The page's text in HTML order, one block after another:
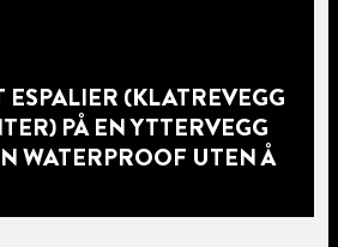
ESPALIER (KLATREVEGG
PÅ EN YTTERVEGG
WATERPROOF UTEN Å